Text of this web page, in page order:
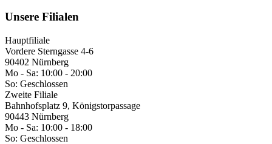
Unsere Filialen
Hauptfiliale
Vordere Sterngasse 4-6
90402 Nürnberg
Mo - Sa: 10:00 - 20:00
So: Geschlossen
Zweite Filiale
Bahnhofsplatz 9, Königstorpassage
90443 Nürnberg
Mo - Sa: 10:00 - 18:00
So: Geschlossen